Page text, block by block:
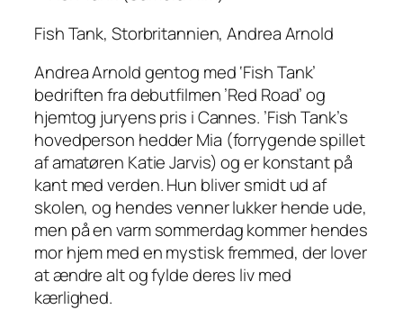
Fish Tank, Storbritannien, Andrea Arnold
Andrea Arnold gentog med ‘Fish Tank’
bedriften fra debutfilmen ’Red Road’ og
hjemtog juryens pris i Cannes. ’Fish Tank’s
hovedperson hedder Mia (forrygende spillet
af amatøren Katie Jarvis) og er konstant på
kant med verden. Hun bliver smidt ud af
skolen, og hendes venner lukker hende ude,
men på en varm sommerdag kommer hendes
mor hjem med en mystisk fremmed, der lover
at ændre alt og fylde deres liv med
kærlighed.